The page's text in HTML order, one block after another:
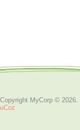
Copyright MyCorp © 2026.
uCoz